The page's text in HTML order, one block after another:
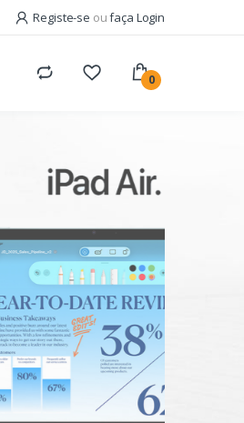
Registe-se oufaça Login
0